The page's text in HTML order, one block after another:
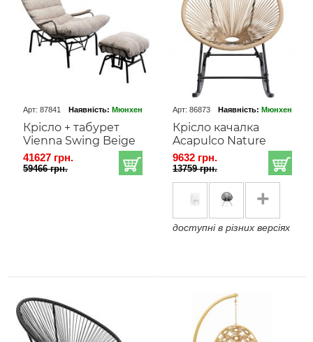
Арт: 87841 Наявність: Мюнхен
Крісло + табурет
Vienna Swing Beige
41627 грн.
59466 грн.
Арт: 86873 Наявність: Мюнхен
Крісло качалка
Acapulco Nature
9632 грн.
13759 грн.
+
доступні в різних версіях